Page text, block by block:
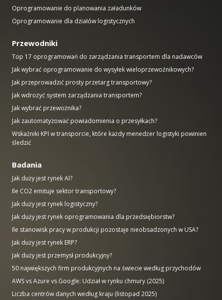
Oprogramowanie do planowania załadunków
Oprogramowanie dla działów logistycznych
Przewodniki
Top 17 oprogramowań do zarządzania transportem dla nadawców
Jak wybrać oprogramowanie do wysyłek wieloprzewoźnikowych?
Jak przeprowadzić prosty przetarg transportowy?
Jak wdrożyć system zarządzania transportem?
Jak wybrać przewoźnika?
Jak zautomatyzować powiadomienia o przesyłkach?
Wskaźniki KPI w transporcie, które każdy menedżer logistyki powinien
śledzić
Badania
Jak duży jest rynek AI?
Ile CO2 emituje sektor transportowy?
Jak duży jest rynek logistyczny?
Jak duży jest rynek oprogramowania dla przedsiębiorstw?
Ile stanowisk pracy w produkcji pozostaje nieobsadzonych w USA?
Jak duży jest rynek ERP?
Jak duży jest przemysł produkcyjny?
50 największych firm produkcyjnych na świecie według przychodów
AWS vs Azure vs Google: Udział w rynku chmury (2025)
Liczba centrów danych według kraju (listopad 2025)